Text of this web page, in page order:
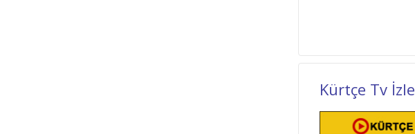
Kürtçe Tv İzle